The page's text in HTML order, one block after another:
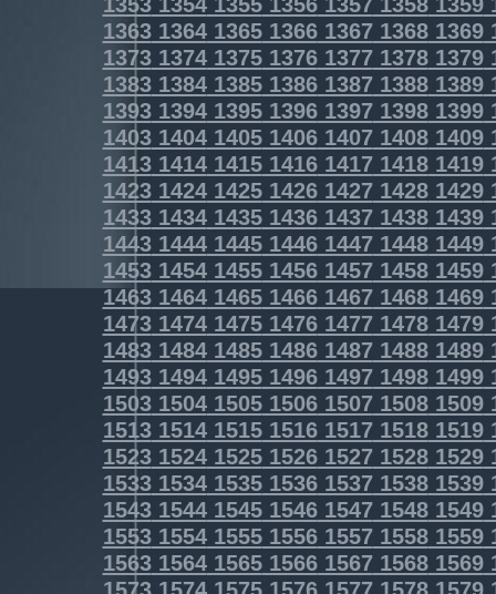
1363136413651366136713681369
1373137413751376137713781379
1383138413851386138713881389
1393139413951396139713981399
1403140414051406140714081409
1413141414151416141714181419
1423142414251426142714281429
1433143414351436143714381439
1443144414451446144714481449
1453145414551456145714581459
1463146414651466146714681469
1473147414751476147714781479
1483148414851486148714881489
1493149414951496149714981499
1503150415051506150715081509
1513151415151516151715181519
1523152415251526152715281529
1533153415351536153715381539
1543154415451546154715481549
1553155415551556155715581559
1563156415651566156715681569